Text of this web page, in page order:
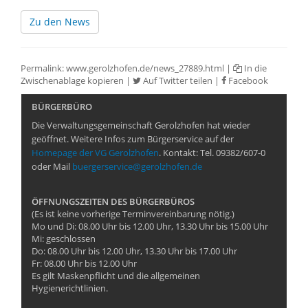
Zu den News
Permalink:www.gerolzhofen.de/news_27889.html |
In die
Zwischenablage kopieren | Auf Twitter teilen | Facebook
BÜRGERBÜRO
Die Verwaltungsgemeinschaft Gerolzhofen hat wieder
geöffnet. Weitere Infos zum Bürgerservice auf der
Homepage der VG Gerolzhofen. Kontakt: Tel. 09382/607-0
oder Mail buergerservice@gerolzhofen.de
ÖFFNUNGSZEITEN DES BÜRGERBÜROS
(Es ist keine vorherige Terminvereinbarung nötig.)
Mo und Di: 08.00 Uhr bis 12.00 Uhr, 13.30 Uhr bis 15.00 Uhr
Mi: geschlossen
Do: 08.00 Uhr bis 12.00 Uhr, 13.30 Uhr bis 17.00 Uhr
Fr: 08.00 Uhr bis 12.00 Uhr
Es gilt Maskenpflicht und die allgemeinen
Hygienerichtlinien.